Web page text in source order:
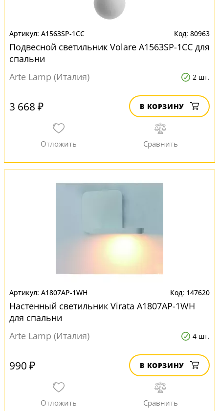
A1563SP-1CC 80963
Подвесной светильник Volare A1563SP-1CC для
спальни
Arte Lamp (Италия)
2 шт.
3 668 ₽ В КОРЗИНУ
A1807AP-1WH 147620
Настенный светильник Virata A1807AP-1WH
для спальни
Arte Lamp (Италия)
4 шт.
990 ₽ В КОРЗИНУ